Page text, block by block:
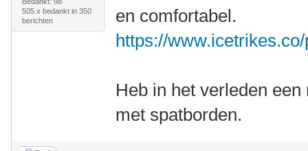
505 x bedankt in 350
berichten
en comfortabel.
https://
Heb in het verleden
met spatborden.